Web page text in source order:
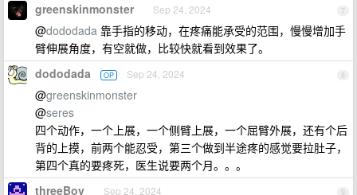
7
greenskinmonster Sep 24, 2024
@dododada 靠手指的移动，在疼痛能承受的范围，慢慢增加手
臂伸展角度，有空就做，比较快就看到效果了。
8
dododada OP Sep 24, 2024
@greenskinmonster
@seres
四个动作，一个上展，一个侧臂上展，一个屈臂外展，还有个后
背的上摸，前两个能忍受，第三个做到半途疼的感觉要拉肚子，
第四个真的要疼死，医生说要两个月。。。
9
threeBoy Sep 24, 2024